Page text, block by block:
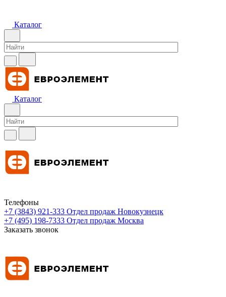
Каталог
Каталог
Телефоны
+7 (3843) 921-333 Отдел продаж Новокузнецк
+7 (495) 198-7333 Отдел продаж Москва
Заказать звонок